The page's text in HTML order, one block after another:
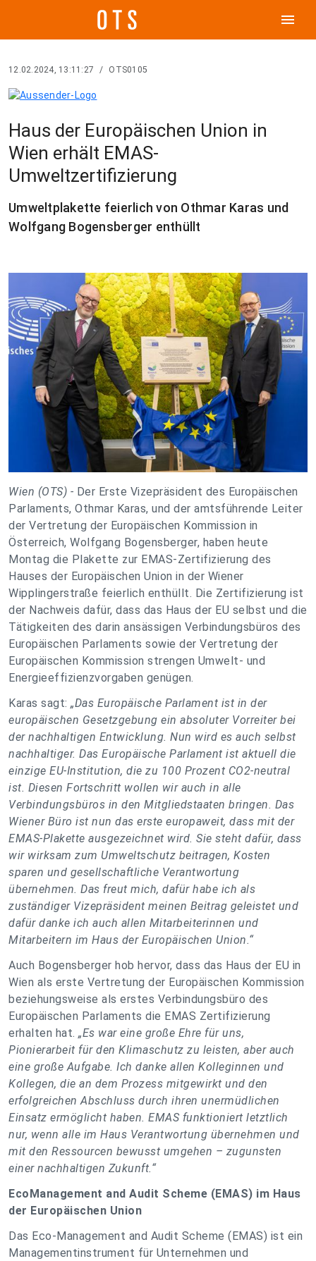
menu
12.02.2024, 13:11:27 / OTS0105
Haus der Europäischen Union in
Wien erhält EMAS-
Umweltzertifizierung
Umweltplakette feierlich von Othmar Karas und
Wolfgang Bogensberger enthüllt
Wien (OTS) - Der Erste Vizepräsident des Europäischen
Parlaments, Othmar Karas, und der amtsführende Leiter
der Vertretung der Europäischen Kommission in
Österreich, Wolfgang Bogensberger, haben heute
Montag die Plakette zur EMAS-Zertifizierung des
Hauses der Europäischen Union in der Wiener
Wipplingerstraße feierlich enthüllt. Die Zertifizierung ist
der Nachweis dafür, dass das Haus der EU selbst und die
Tätigkeiten des darin ansässigen Verbindungsbüros des
Europäischen Parlaments sowie der Vertretung der
Europäischen Kommission strengen Umwelt- und
Energieeffizienzvorgaben genügen.
Karas sagt: „Das Europäische Parlament ist in der
europäischen Gesetzgebung ein absoluter Vorreiter bei
der nachhaltigen Entwicklung. Nun wird es auch selbst
nachhaltiger. Das Europäische Parlament ist aktuell die
einzige EU-Institution, die zu 100 Prozent CO2-neutral
ist. Diesen Fortschritt wollen wir auch in alle
Verbindungsbüros in den Mitgliedstaaten bringen. Das
Wiener Büro ist nun das erste europaweit, dass mit der
EMAS-Plakette ausgezeichnet wird. Sie steht dafür, dass
wir wirksam zum Umweltschutz beitragen, Kosten
sparen und gesellschaftliche Verantwortung
übernehmen. Das freut mich, dafür habe ich als
zuständiger Vizepräsident meinen Beitrag geleistet und
dafür danke ich auch allen Mitarbeiterinnen und
Mitarbeitern im Haus der Europäischen Union.“
Auch Bogensberger hob hervor, dass das Haus der EU in
Wien als erste Vertretung der Europäischen Kommission
beziehungsweise als erstes Verbindungsbüro des
Europäischen Parlaments die EMAS Zertifizierung
erhalten hat. „Es war eine große Ehre für uns,
Pionierarbeit für den Klimaschutz zu leisten, aber auch
eine große Aufgabe. Ich danke allen Kolleginnen und
Kollegen, die an dem Prozess mitgewirkt und den
erfolgreichen Abschluss durch ihren unermüdlichen
Einsatz ermöglicht haben. EMAS funktioniert letztlich
nur, wenn alle im Haus Verantwortung übernehmen und
mit den Ressourcen bewusst umgehen – zugunsten
einer nachhaltigen Zukunft.“
EcoManagement and Audit Scheme (EMAS) im Haus
der Europäischen Union
Das Eco-Management and Audit Scheme (EMAS) ist ein
Managementinstrument für Unternehmen und